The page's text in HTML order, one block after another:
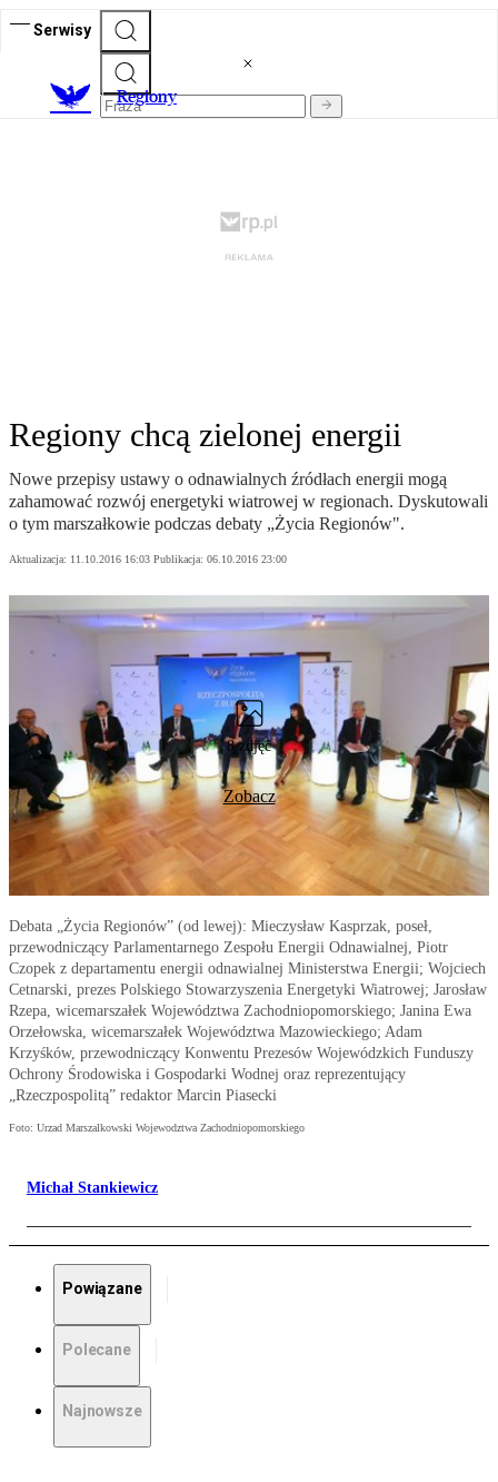
Serwisy
Regiony
Regiony chcą zielonej energii
Nowe przepisy ustawy o odnawialnych źródłach energii mogą
zahamować rozwój energetyki wiatrowej w regionach. Dyskutowali
o tym marszałkowie podczas debaty „Życia Regionów".
Aktualizacja: 11.10.2016 16:03 Publikacja: 06.10.2016 23:00
8 zdjęć
Zobacz
Debata „Życia Regionów” (od lewej): Mieczysław Kasprzak, poseł,
przewodniczący Parlamentarnego Zespołu Energii Odnawialnej, Piotr
Czopek z departamentu energii odnawialnej Ministerstwa Energii; Wojciech
Cetnarski, prezes Polskiego Stowarzyszenia Energetyki Wiatrowej; Jarosław
Rzepa, wicemarszałek Województwa Zachodniopomorskiego; Janina Ewa
Orzełowska, wicemarszałek Województwa Mazowieckiego; Adam
Krzyśków, przewodniczący Konwentu Prezesów Wojewódzkich Funduszy
Ochrony Środowiska i Gospodarki Wodnej oraz reprezentujący
„Rzeczpospolitą” redaktor Marcin Piasecki
Foto: Urzad Marszalkowski Wojewodztwa Zachodniopomorskiego
Michał Stankiewicz
Powiązane
Polecane
Najnowsze